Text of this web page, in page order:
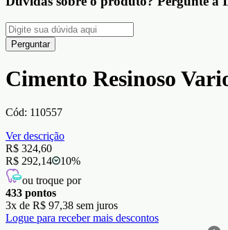
Perguntar
Cimento Resinoso
Cód: 110557
Ver descrição
R$ 324,60
R$ 292,14
10%
ou troque por
433 pontos
3x de R$ 97,38 sem juros
Logue para receber mais descontos